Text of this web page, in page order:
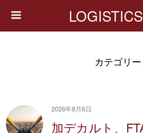
カテゴリー
2026年8月6日
加デカルト、